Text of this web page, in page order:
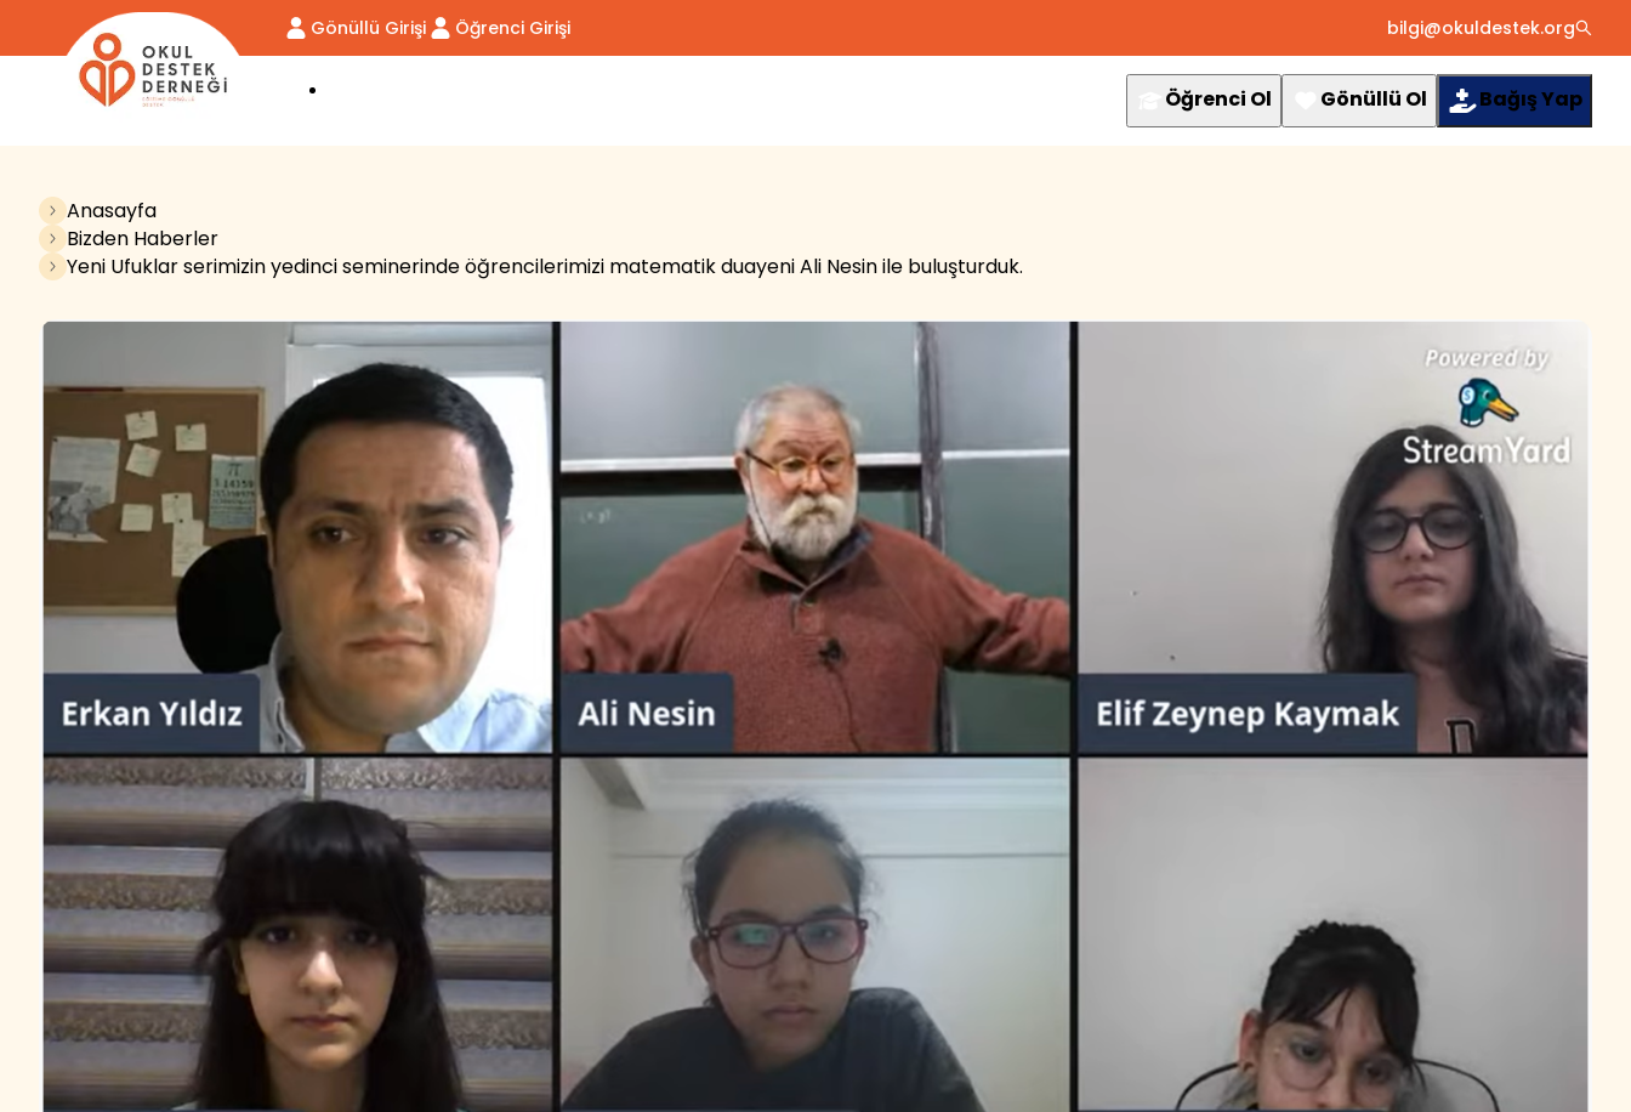
Gönüllü Girişi Öğrenci Girişi bilgi@okuldestek.org
Öğrenci Ol Gönüllü Ol Bağış Yap
Anasayfa
Bizden Haberler
Yeni Ufuklar serimizin yedinci seminerinde öğrencilerimizi matematik duayeni Ali Nesin ile buluşturduk.